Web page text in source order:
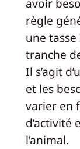
avoir
règle
une
tranche
Il s’agit
et les
varier en
d’activité
l’animal.